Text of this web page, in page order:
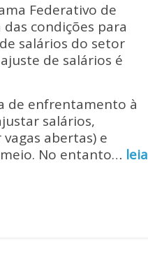
Federativo de
condições para
salários do setor
de salários é
de enfrentamento à
salários,
abertas) e
No entanto… leia